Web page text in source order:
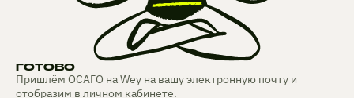
ГОТОВО
Пришлём ОСАГО на Wey на вашу электронную почту и
отобразим в личном кабинете.